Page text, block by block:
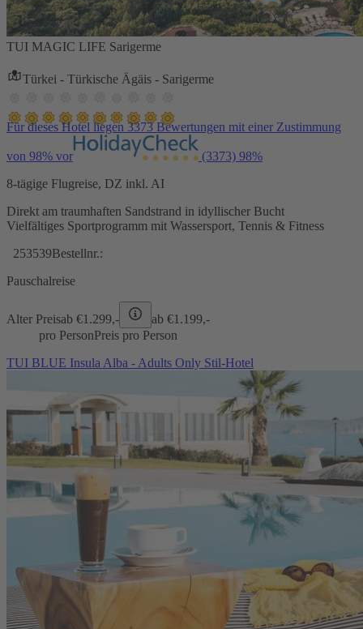
TUI MAGIC LIFE Sarigerme
Türkei - Türkische Ägäis - Sarigerme
Für dieses Hotel liegen 3373 Bewertungen mit einer Zustimmung
von 98% vor (3373) 98%
8-tägige Flugreise, DZ inkl. AI
Direkt am traumhaften Sandstrand in idyllischer Bucht
Vielfältiges Sportprogramm mit Wassersport, Tennis & Fitness
253539Bestellnr.:
Pauschalreise
Alter Preisab €1.299,- ab €1.199,-
pro PersonPreis pro Person
TUI BLUE Insula Alba - Adults Only Stil-Hotel